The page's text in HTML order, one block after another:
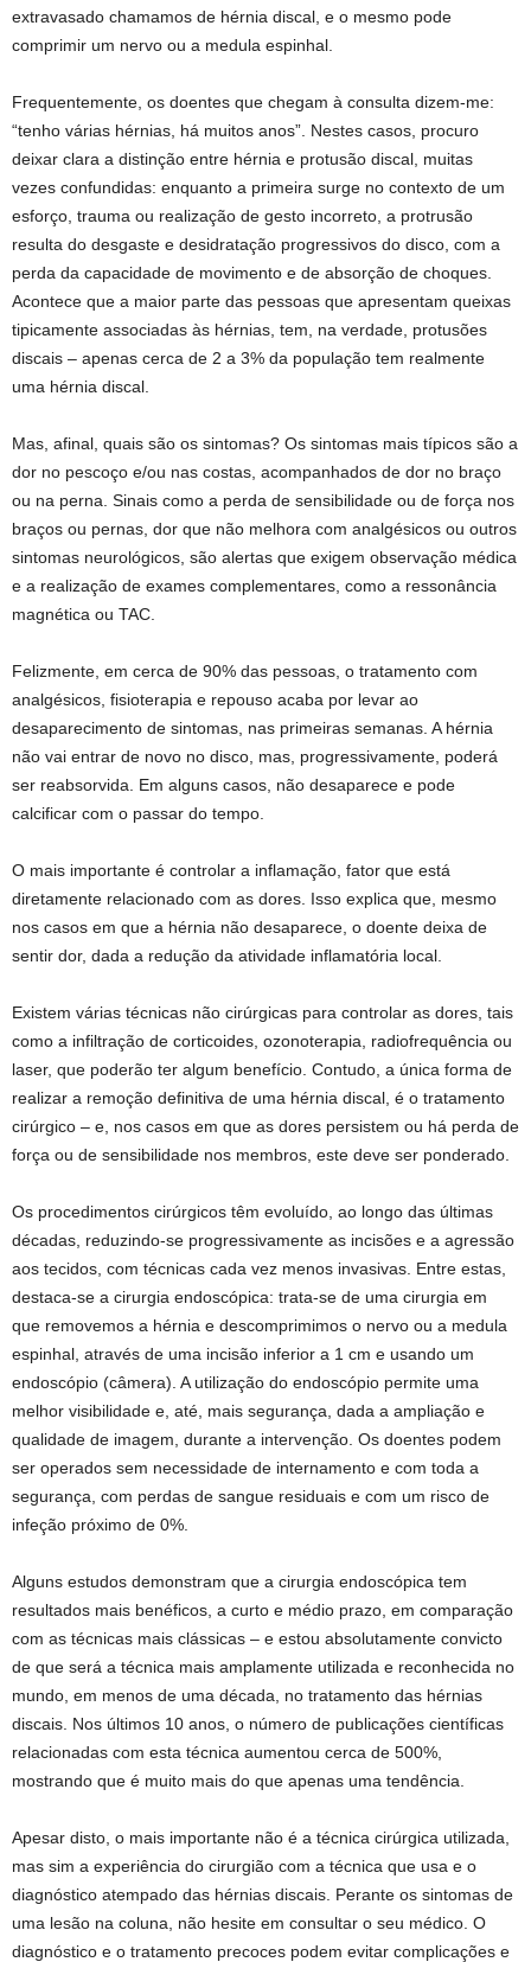
extravasado chamamos de hérnia discal, e o mesmo pode
comprimir um nervo ou a medula espinhal.
Frequentemente, os doentes que chegam à consulta dizem-me:
“tenho várias hérnias, há muitos anos”. Nestes casos, procuro
deixar clara a distinção entre hérnia e protusão discal, muitas
vezes confundidas: enquanto a primeira surge no contexto de um
esforço, trauma ou realização de gesto incorreto, a protrusão
resulta do desgaste e desidratação progressivos do disco, com a
perda da capacidade de movimento e de absorção de choques.
Acontece que a maior parte das pessoas que apresentam queixas
tipicamente associadas às hérnias, tem, na verdade, protusões
discais – apenas cerca de 2 a 3% da população tem realmente
uma hérnia discal.
Mas, afinal, quais são os sintomas? Os sintomas mais típicos são a
dor no pescoço e/ou nas costas, acompanhados de dor no braço
ou na perna. Sinais como a perda de sensibilidade ou de força nos
braços ou pernas, dor que não melhora com analgésicos ou outros
sintomas neurológicos, são alertas que exigem observação médica
e a realização de exames complementares, como a ressonância
magnética ou TAC.
Felizmente, em cerca de 90% das pessoas, o tratamento com
analgésicos, fisioterapia e repouso acaba por levar ao
desaparecimento de sintomas, nas primeiras semanas. A hérnia
não vai entrar de novo no disco, mas, progressivamente, poderá
ser reabsorvida. Em alguns casos, não desaparece e pode
calcificar com o passar do tempo.
O mais importante é controlar a inflamação, fator que está
diretamente relacionado com as dores. Isso explica que, mesmo
nos casos em que a hérnia não desaparece, o doente deixa de
sentir dor, dada a redução da atividade inflamatória local.
Existem várias técnicas não cirúrgicas para controlar as dores, tais
como a infiltração de corticoides, ozonoterapia, radiofrequência ou
laser, que poderão ter algum benefício. Contudo, a única forma de
realizar a remoção definitiva de uma hérnia discal, é o tratamento
cirúrgico – e, nos casos em que as dores persistem ou há perda de
força ou de sensibilidade nos membros, este deve ser ponderado.
Os procedimentos cirúrgicos têm evoluído, ao longo das últimas
décadas, reduzindo-se progressivamente as incisões e a agressão
aos tecidos, com técnicas cada vez menos invasivas. Entre estas,
destaca-se a cirurgia endoscópica: trata-se de uma cirurgia em
que removemos a hérnia e descomprimimos o nervo ou a medula
espinhal, através de uma incisão inferior a 1 cm e usando um
endoscópio (câmera). A utilização do endoscópio permite uma
melhor visibilidade e, até, mais segurança, dada a ampliação e
qualidade de imagem, durante a intervenção. Os doentes podem
ser operados sem necessidade de internamento e com toda a
segurança, com perdas de sangue residuais e com um risco de
infeção próximo de 0%.
Alguns estudos demonstram que a cirurgia endoscópica tem
resultados mais benéficos, a curto e médio prazo, em comparação
com as técnicas mais clássicas – e estou absolutamente convicto
de que será a técnica mais amplamente utilizada e reconhecida no
mundo, em menos de uma década, no tratamento das hérnias
discais. Nos últimos 10 anos, o número de publicações científicas
relacionadas com esta técnica aumentou cerca de 500%,
mostrando que é muito mais do que apenas uma tendência.
Apesar disto, o mais importante não é a técnica cirúrgica utilizada,
mas sim a experiência do cirurgião com a técnica que usa e o
diagnóstico atempado das hérnias discais. Perante os sintomas de
uma lesão na coluna, não hesite em consultar o seu médico. O
diagnóstico e o tratamento precoces podem evitar complicações e